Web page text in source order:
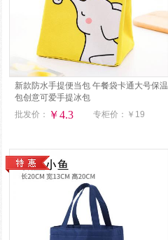
新款防水手提便当包 午餐袋卡通大号保温
包创意可爱手提冰包
批发价：
￥4.3 专柜价： ￥19